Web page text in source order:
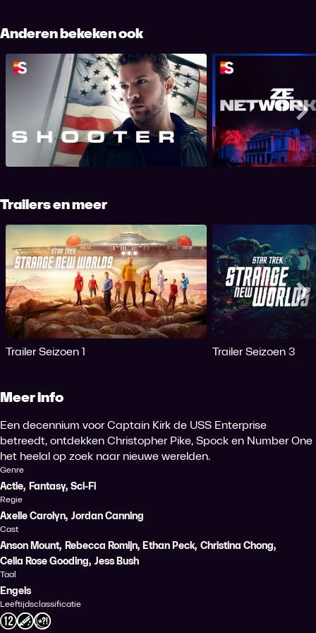
Anderen bekeken ook
Shooter Ze
Trailers en meer
Trailer Seizoen 1 Trailer Seizoen 3
Meer info
Een decennium voor Captain Kirk de USS Enterprise
betreedt, ontdekken Christopher Pike, Spock en Number One
het heelal op zoek naar nieuwe werelden.
Genre
Actie, Fantasy, Sci-Fi
Regie
Axelle Carolyn, Jordan Canning
Cast
Anson Mount, Rebecca Romijn, Ethan Peck, Christina Chong,
Celia Rose Gooding, Jess Bush
Taal
Engels
Leeftijdsclassificatie